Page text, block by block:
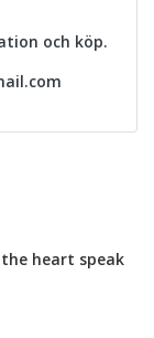
och köp.
heart speak